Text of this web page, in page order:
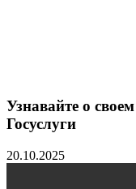
Узнавайте о
Госуслуги
20.10.2025